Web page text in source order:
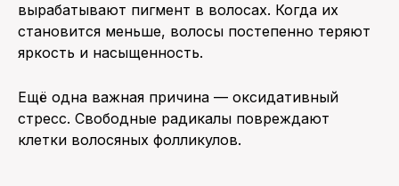
вырабатывают пигмент в волосах. Когда их
становится меньше, волосы постепенно теряют
яркость и насыщенность.
Ещё одна важная причина — оксидативный
стресс. Свободные радикалы повреждают
клетки волосяных фолликулов.